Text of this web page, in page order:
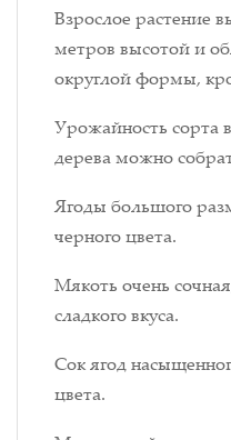
Взрослое растение
метров высотой и
округлой формы,
Урожайность сорта
дерева можно
Ягоды большого
черного цвета.
Мякоть очень
сладкого вкуса.
Сок ягод
цвета.